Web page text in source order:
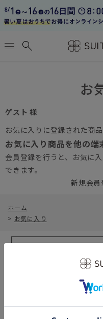
menu search
お
ゲスト 様
お気に入りに登録された商
お気に入り商品を他の端
会員登録を行うと、お気に
できます。
新規会員
ホーム
> お気に入り
sms